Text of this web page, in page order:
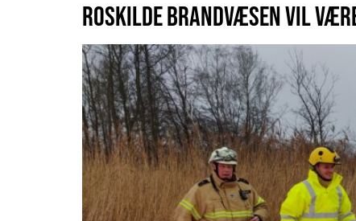
ROSKILDE BRANDVÆSEN VIL